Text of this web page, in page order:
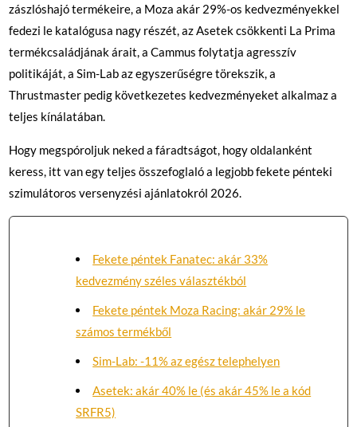
zászlóshajó termékeire, a Moza akár 29%-os kedvezményekkel
fedezi le katalógusa nagy részét, az Asetek csökkenti La Prima
termékcsaládjának árait, a Cammus folytatja agresszív
politikáját, a Sim-Lab az egyszerűségre törekszik, a
Thrustmaster pedig következetes kedvezményeket alkalmaz a
teljes kínálatában.
Hogy megspóroljuk neked a fáradtságot, hogy oldalanként
keress, itt van egy teljes összefoglaló a legjobb fekete pénteki
szimulátoros versenyzési ajánlatokról 2026.
Fekete péntek Fanatec: akár 33%
kedvezmény széles választékból
Fekete péntek Moza Racing: akár 29% le
számos termékből
Sim-Lab: -11% az egész telephelyen
Asetek: akár 40% le (és akár 45% le a kód
SRFR5)